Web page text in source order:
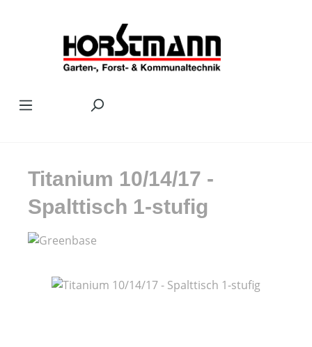
Titanium 10/14/17 -
Spalttisch 1-stufig
Bildergalerie überspringen